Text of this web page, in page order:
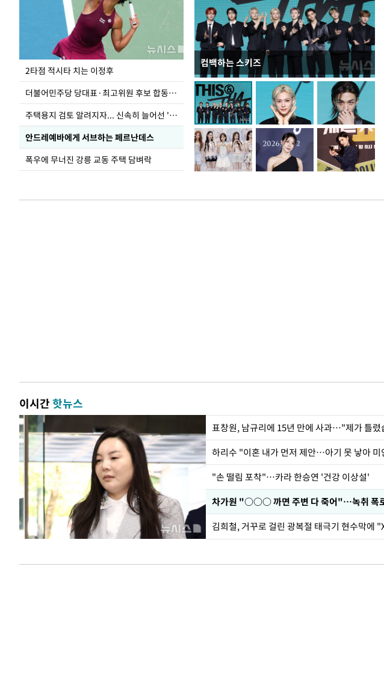
2타점 적시타 치는 이정후
더불어민주당 당대표·최고위원 후보 합동연설회
주택용지 검토 알려지자... 신속히 늘어선 '근조화환'
안드레예바에게 서브하는 페르난데스
폭우에 무너진 강릉 교동 주택 담벼락
컴백하는 스키즈
청와대 일주일
이시간핫뉴스
하리수 "이혼 내가 먼저 제안…아기 못 낳아 미
"손 떨림 포착"…카라 한승연 '건강 이상설'